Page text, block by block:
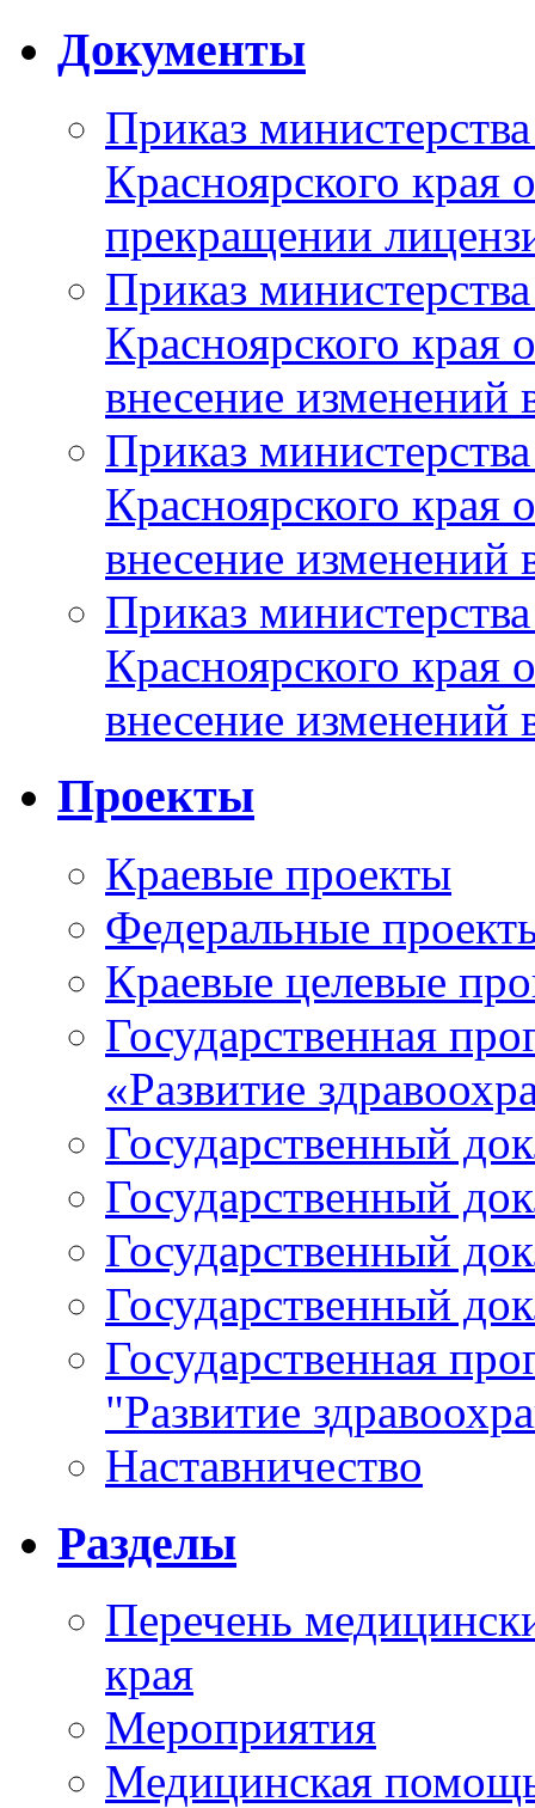
Документы
Приказ
Красноярского
прекращении
Приказ
Красноярского
внесение изменений
Приказ
Красноярского
внесение изменений
Приказ
Красноярского
внесение изменений
Проекты
Краевые проекты
Федеральные
Краевые целевые
Государственная
«Развитие
Государственный
Государственный
Государственный
Государственный
Государственная
"Развитие
Наставничество
Разделы
Перечень
края
Мероприятия
Медицинская